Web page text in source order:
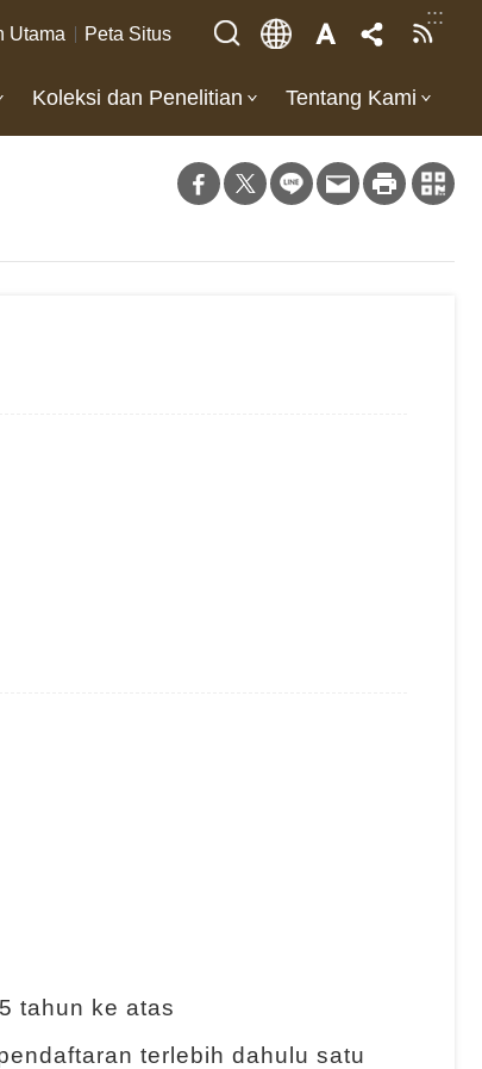
:::
Utama Peta Situs
Koleksi dan Penelitian Tentang Kami
tahun ke atas
terlebih dahulu satu